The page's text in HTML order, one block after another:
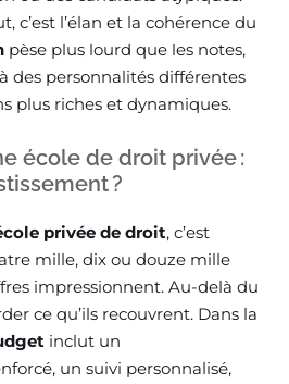
c’est l’élan et la cohérence du
pèse plus lourd que les notes,
des personnalités différentes
plus riches et dynamiques.
école de droit privée :
?
privée de droit, c’est
mille, dix ou douze mille
impressionnent. Au-delà du
ce qu’ils recouvrent. Dans la
inclut un
un suivi personnalisé,